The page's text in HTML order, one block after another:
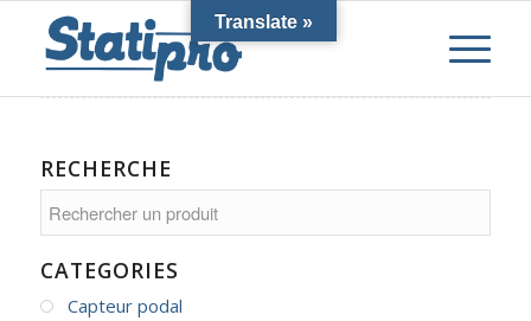
RECHERCHE
CATEGORIES
Capteur podal
Translate »